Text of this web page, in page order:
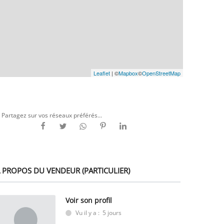
Leaflet | ©Mapbox©OpenStreetMap
sur vos réseaux préférés...
PROPOS DU VENDEUR (PARTICULIER)
Voir son profil
Vu il y a : 5 jours